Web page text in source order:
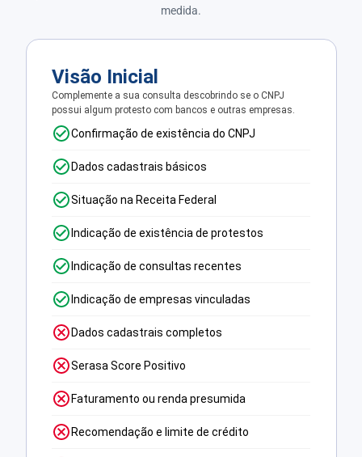
medida.
Visão Inicial
Complemente a sua consulta descobrindo se o CNPJ
possui algum protesto com bancos e outras empresas.
Confirmação de existência do CNPJ
Dados cadastrais básicos
Situação na Receita Federal
Indicação de existência de protestos
Indicação de consultas recentes
Indicação de empresas vinculadas
Dados cadastrais completos
Serasa Score Positivo
Faturamento ou renda presumida
Recomendação e limite de crédito